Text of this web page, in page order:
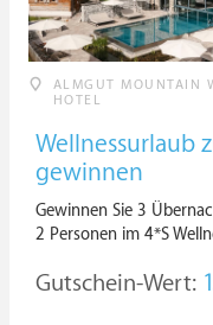
ALMGUT MOUNTAIN
HOTEL
Wellnessurlaub
gewinnen
Gewinnen Sie 3
2 Personen im 4*S
Gutschein-Wert: